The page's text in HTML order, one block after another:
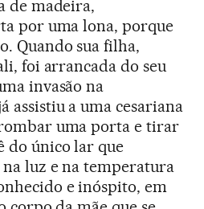
de madeira,
por uma lona, porque
Quando sua filha,
foi arrancada do seu
invasão na
assistiu a uma cesariana
uma porta e tirar
do único lar que
luz e na temperatura
e inóspito, em